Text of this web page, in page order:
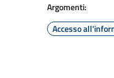
Argomenti:
Accesso